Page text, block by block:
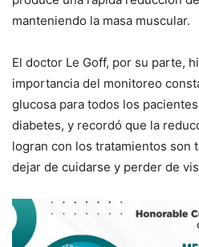
manteniendo la masa muscular.
El doctor Le Goff, por su parte,
importancia del monitoreo
glucosa para todos los
diabetes, y recordó que la
logran con los tratamientos son
dejar de cuidarse y perder de